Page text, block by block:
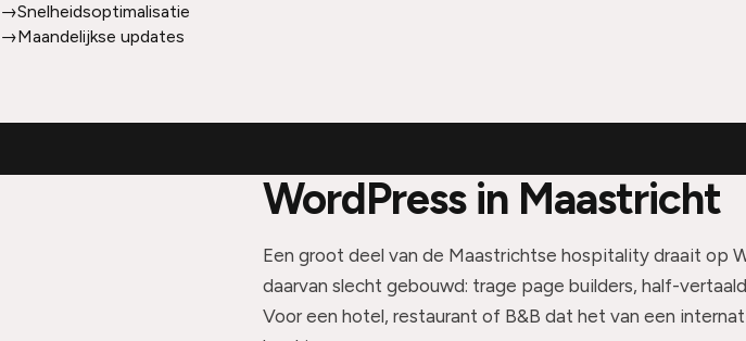
→Snelheidsoptimalisatie
→Maandelijkse updates
WordPress in Maastricht
Een groot deel van de Maastrichtse hospitality draait op
daarvan slecht gebouwd: trage page builders, half-
Voor een hotel, restaurant of B&B dat het van een